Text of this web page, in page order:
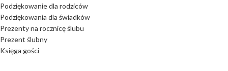
Podziękowanie dla rodziców
Podziękowania dla świadków
Prezenty na rocznicę ślubu
Prezent ślubny
Księga gości